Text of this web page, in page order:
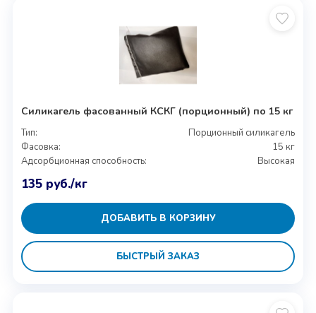
Силикагель фасованный КСКГ (порционный) по 15 кг
Тип:
Порционный силикагель
Фасовка:
15 кг
Адсорбционная способность:
Высокая
135 руб./кг
ДОБАВИТЬ В КОРЗИНУ
БЫСТРЫЙ ЗАКАЗ